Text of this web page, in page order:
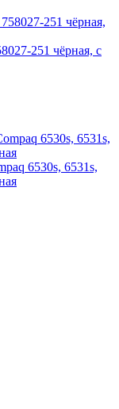
251 чёрная, с
6530s, 6531s,